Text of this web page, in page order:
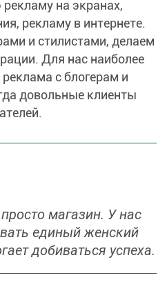
на экранах,
рекламу в интернете.
и стилистами, делаем
Для нас наиболее
с блогерам и
довольные клиенты
магазин. У нас
единый женский
добиваться успеха.